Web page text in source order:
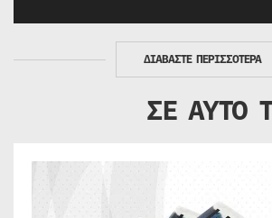
ΔΙΑΒΑΣΤΕ ΠΕΡΙΣΣΟΤΕΡΑ
ΣΕ ΑΥΤΟ